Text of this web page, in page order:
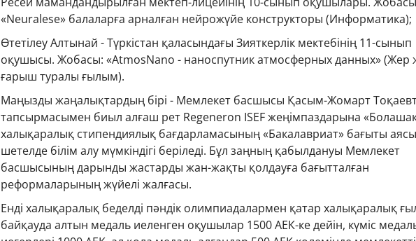
«Neuralese» балаларға арналған нейрожүйе конструкторы (Информатика);
Өтетілеу Алтынай - Түркістан қаласындағы Зияткерлік мектебінің 11-сынып
оқушысы. Жобасы: «AtmosNano - наноспутник атмосферных данных» (Жер
ғарыш туралы ғылым).
Маңызды жаңалықтардың бірі - Мемлекет басшысы Қасым-Жомарт
тапсырмасымен биыл алғаш рет Regeneron ISEF жеңімпаздарына
халықаралық стипендиялық бағдарламасының «Бакалавриат» бағыты
шетелде білім алу мүмкіндігі беріледі. Бұл заңның қабылдануы Мемлекет
басшысының дарынды жастарды жан-жақты қолдауға бағытталған
реформаларының жүйелі жалғасы.
Енді халықаралық беделді пәндік олимпиадалармен қатар халықаралық
байқауда алтын медаль иеленген оқушылар 1500 АЕК-ке дейін, күміс